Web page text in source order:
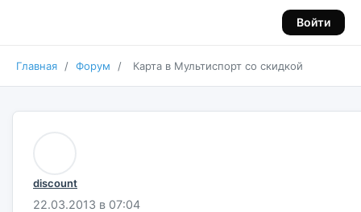
Войти
Главная / Форум / Карта в Мультиспорт со скидкой
discount
22.03.2013 в 07:04